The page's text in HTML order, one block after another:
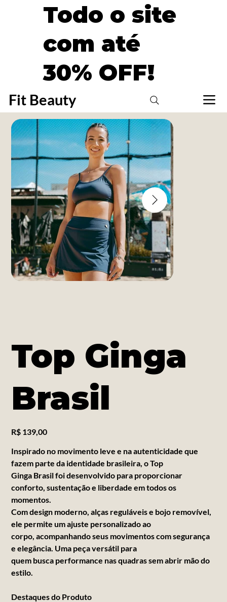
Todo o site
com até
30% OFF!
Fit Beauty
Top Ginga
Brasil
Preço
R$ 139,00
Inspirado no movimento leve e na autenticidade que
fazem parte da identidade brasileira, o Top
Ginga Brasil foi desenvolvido para proporcionar
conforto, sustentação e liberdade em todos os
momentos.
Com design moderno, alças reguláveis e bojo removível,
ele permite um ajuste personalizado ao
corpo, acompanhando seus movimentos com segurança
e elegância. Uma peça versátil para
quem busca performance nas quadras sem abrir mão do
estilo.
Destaques do Produto